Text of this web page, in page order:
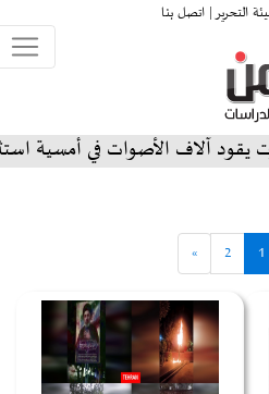
التحرير |اتصل بنا
في أمسية استثنائية على
1
2
»